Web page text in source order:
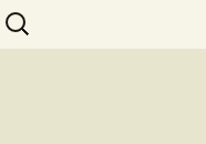
Buscar: